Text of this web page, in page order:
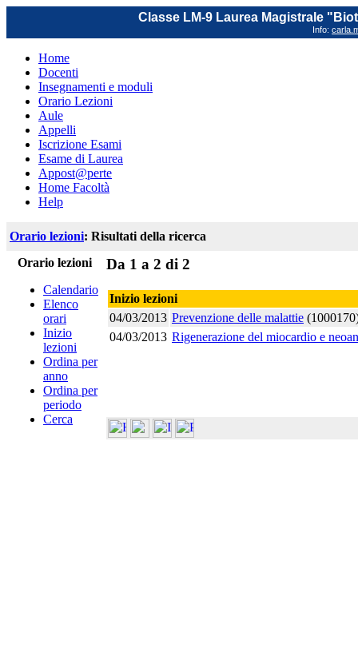
Classe LM-9 Laurea Magistrale
Info:
Home
Docenti
Insegnamenti e moduli
Orario Lezioni
Aule
Appelli
Iscrizione Esami
Esame di Laurea
Appost@perte
Home Facoltà
Help
Orario lezioni: Risultati della ricerca
Orario lezioni
Calendario
Elenco
orari
Inizio
lezioni
Ordina per
anno
Ordina per
periodo
Cerca
Da 1 a 2 di 2
Inizio lezioni
04/03/2013 Prevenzione delle malattie
04/03/2013 Rigenerazione del miocardio e